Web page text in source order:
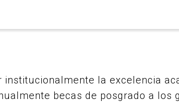
institucionalmente la excelencia
becas de posgrado a los